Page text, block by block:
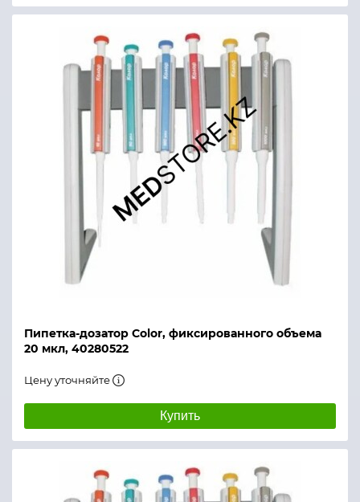
Пипетка-дозатор Color, фиксированного объема
20 мкл, 40280522
Цену уточняйте
Купить